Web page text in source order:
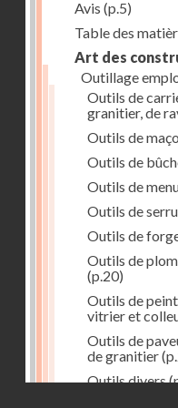
Avis (p.5)
Table des
Art des
Outillage
Outils de
granitier, de
Outils de
Outils de
Outils de
Outils de
Outils de
Outils de
(p.20)
Outils de
vitrier et
Outils de
de granitier
Outils divers